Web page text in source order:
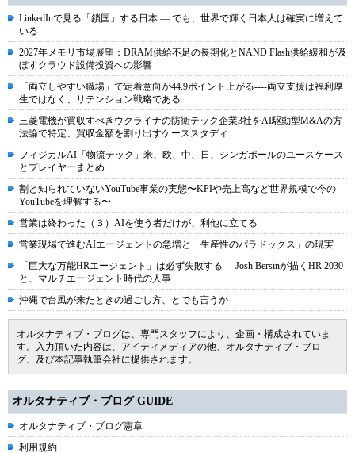
LinkedInで見る「鎖国」する日本 ― でも、世界で輝く日本人は確実に増えて
いる
2027年メモリ市場展望：DRAM供給不足の長期化とNAND Flash供給緩和が及
ぼすクラウド設備投資への影響
「両立しやすい職場」で定着意向が44.9ポイント上がる----両立支援は福利厚
生ではなく、リテンション戦略である
三菱電機が買収すべきウクライナの防衛テック企業3社をAI駆動型M&Aの方
法論で特定、買収金額を割り出すケーススタディ
フィジカルAI「物流テック」米、欧、中、日、シンガポールのユースケース
とプレイヤーまとめ
割と知られていないYouTube事業の実態〜KPIや売上高など世界規模で今の
YouTubeを理解する〜
営業は終わった（３）AIを使う者だけが、利他に立てる
営業現場で進むAIエージェントの急増と「生産性のパラドックス」の現実
「巨大な万能HRエージェント」は必ず失敗する----Josh Bersinが描くHR 2030
と、マルチエージェント時代の人事
沖縄で台風が来たときの過ごし方、とでも言うか
オルタナティブ・ブログは、専門スタッフにより、企画・構成されていま
す。入力頂いた内容は、アイティメディアの他、オルタナティブ・ブロ
グ、及び本記事執筆会社に提供されます。
オルタナティブ・ブログ GUIDE
オルタナティブ・ブログ憲章
利用規約